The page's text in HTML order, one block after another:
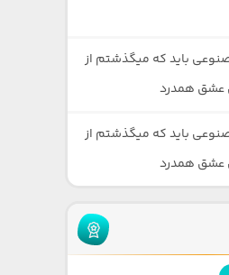
باید که میگذشتم از
عشق همدرد
باید که میگذشتم از
عشق همدرد